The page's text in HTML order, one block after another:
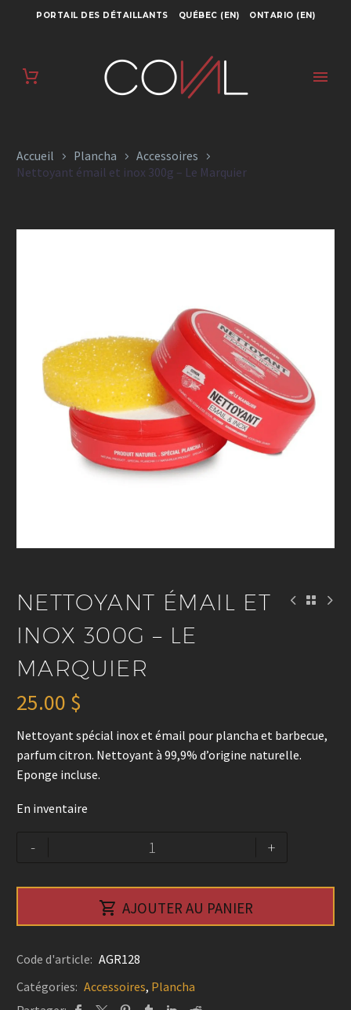
PORTAIL DES DÉTAILLANTS QUÉBEC (EN) ONTARIO (EN)
NETTOYANT ÉMAIL
ET INOX 300G – LE
Accueil Plancha
Accessoires
Nettoyant émail et inox 300g – Le Marquier
NETTOYANT ÉMAIL ET
INOX 300G – LE
MARQUIER
25.00 $
Nettoyant spécial inox et émail pour plancha et barbecue,
parfum citron. Nettoyant à 99,9% d’origine naturelle.
Eponge incluse.
En inventaire
-
300g
-
+
 AJOUTER AU PANIER
Code d'article: AGR128
Catégories: Accessoires, Plancha